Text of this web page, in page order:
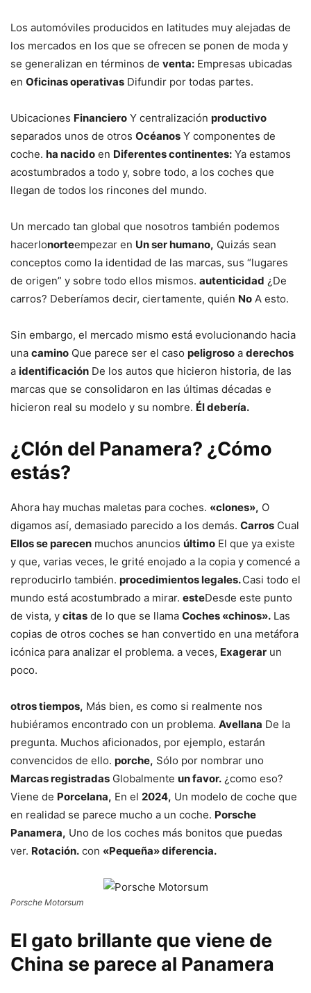
Los automóviles producidos en latitudes muy alejadas de
los mercados en los que se ofrecen se ponen de moda y
se generalizan en términos de venta: Empresas ubicadas
en Oficinas operativas Difundir por todas partes.
Ubicaciones Financiero Y centralización productivo
separados unos de otros Océanos Y componentes de
coche. ha nacido en Diferentes continentes: Ya estamos
acostumbrados a todo y, sobre todo, a los coches que
llegan de todos los rincones del mundo.
Un mercado tan global que nosotros también podemos
hacerlonorteempezar en Un ser humano, Quizás sean
conceptos como la identidad de las marcas, sus “lugares
de origen” y sobre todo ellos mismos. autenticidad ¿De
carros? Deberíamos decir, ciertamente, quién No A esto.
Sin embargo, el mercado mismo está evolucionando hacia
una camino Que parece ser el caso peligroso a derechos
a identificación De los autos que hicieron historia, de las
marcas que se consolidaron en las últimas décadas e
hicieron real su modelo y su nombre. Él debería.
¿Clón del Panamera? ¿Cómo
estás?
Ahora hay muchas maletas para coches. «clones», O
digamos así, demasiado parecido a los demás. Carros Cual
Ellos se parecen muchos anuncios último El que ya existe
y que, varias veces, le grité enojado a la copia y comencé a
reproducirlo también. procedimientos legales.Casi todo el
mundo está acostumbrado a mirar. esteDesde este punto
de vista, y citas de lo que se llama Coches «chinos». Las
copias de otros coches se han convertido en una metáfora
icónica para analizar el problema. a veces, Exagerar un
poco.
otros tiempos, Más bien, es como si realmente nos
hubiéramos encontrado con un problema. Avellana De la
pregunta. Muchos aficionados, por ejemplo, estarán
convencidos de ello. porche, Sólo por nombrar uno
Marcas registradas Globalmente un favor. ¿como eso?
Viene de Porcelana, En el 2024, Un modelo de coche que
en realidad se parece mucho a un coche. Porsche
Panamera, Uno de los coches más bonitos que puedas
ver. Rotación. con «Pequeña» diferencia.
Porsche Motorsum
El gato brillante que viene de
China se parece al Panamera